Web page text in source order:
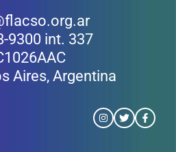
9300 int. 337
Aires, Argentina